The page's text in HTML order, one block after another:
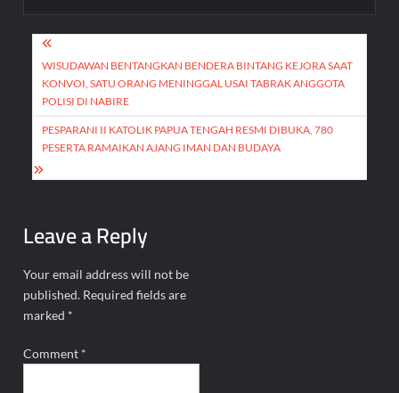
Post
navigation
WISUDAWAN BENTANGKAN BENDERA BINTANG KEJORA SAAT
KONVOI, SATU ORANG MENINGGAL USAI TABRAK ANGGOTA
POLISI DI NABIRE
PESPARANI II KATOLIK PAPUA TENGAH RESMI DIBUKA, 780
PESERTA RAMAIKAN AJANG IMAN DAN BUDAYA
Leave a Reply
Your email address will not be
published. Required fields are
marked *
Comment *